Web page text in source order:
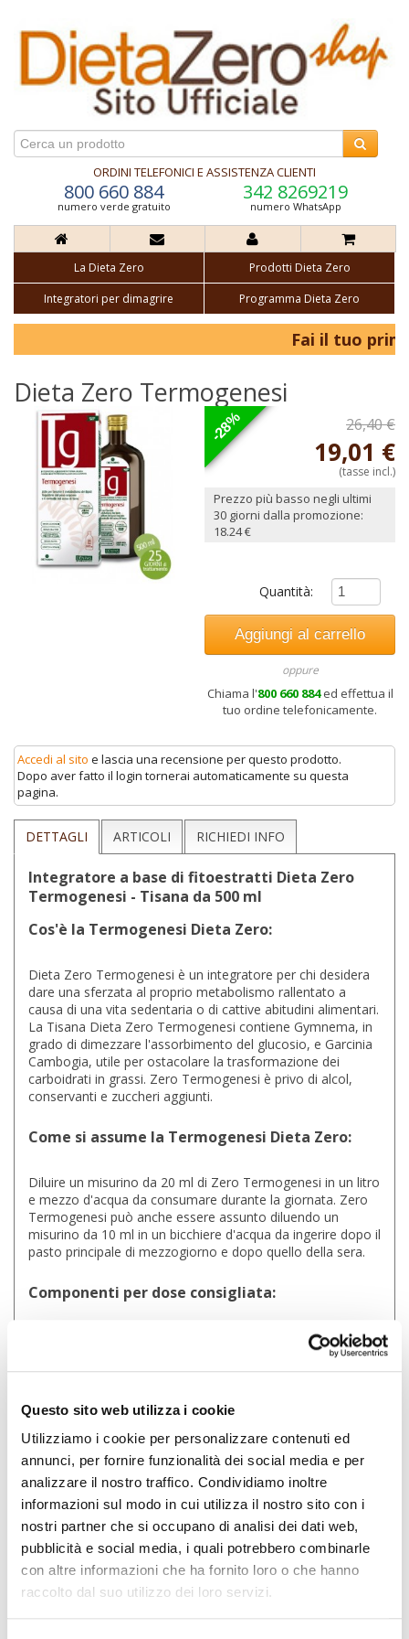
Questo sito web utilizza i cookie
Utilizziamo i cookie per personalizzare contenuti ed
annunci, per fornire funzionalità dei social media e per
analizzare il nostro traffico. Condividiamo inoltre
informazioni sul modo in cui utilizza il nostro sito con i
nostri partner che si occupano di analisi dei dati web,
pubblicità e social media, i quali potrebbero combinarle
con altre informazioni che ha fornito loro o che hanno
raccolto dal suo utilizzo dei loro servizi.
ORDINI TELEFONICI E ASSISTENZA CLIENTI
800 660 884
numero verde gratuito
342 8269219
numero WhatsApp
La Dieta Zero
Prodotti Dieta Zero
Integratori per dimagrire
Programma Dieta Zero
Fai il tuo
Dieta Zero Termogenesi
-28% 26,40 €
19,01 €
(tasse incl.)
Prezzo più basso negli ultimi
30 giorni dalla promozione:
18.24 €
Quantità:
oppure
Chiama l'800 660 884ed effettua il
tuo ordine telefonicamente.
Accedi al sito e lascia una recensione per questo prodotto.
Dopo aver fatto il login tornerai automaticamente su questa
pagina.
DETTAGLI ARTICOLI RICHIEDI INFO
Integratore a base di fitoestratti Dieta Zero
Termogenesi - Tisana da 500 ml
Cos'è la Termogenesi Dieta Zero:
Dieta Zero Termogenesi è un integratore per chi desidera
dare una sferzata al proprio metabolismo rallentato a
causa di una vita sedentaria o di cattive abitudini alimentari.
La Tisana Dieta Zero Termogenesi contiene Gymnema, in
grado di dimezzare l'assorbimento del glucosio, e Garcinia
Cambogia, utile per ostacolare la trasformazione dei
carboidrati in grassi. Zero Termogenesi è privo di alcol,
conservanti e zuccheri aggiunti.
Come si assume la Termogenesi Dieta Zero:
Diluire un misurino da 20 ml di Zero Termogenesi in un litro
e mezzo d'acqua da consumare durante la giornata. Zero
Termogenesi può anche essere assunto diluendo un
misurino da 10 ml in un bicchiere d'acqua da ingerire dopo il
pasto principale di mezzogiorno e dopo quello della sera.
Componenti per dose consigliata:
Quantitativo in mg per 20 ml
Carciofo
400
Girasole
Frassino
Cola
390
Sorbo
10000
Garcinia
2400
Ananas
1400
Curcuma
4000
Anice
140
Rodiola
5000